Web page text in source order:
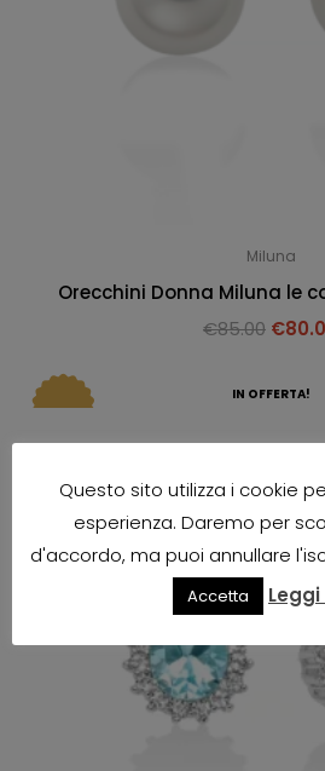
Miluna
Orecchini Donna Miluna le
€85.00 €
IN OFFERTA!
Questo sito utilizza i cookie
esperienza. Daremo per
d'accordo, ma puoi annullare
Accetta